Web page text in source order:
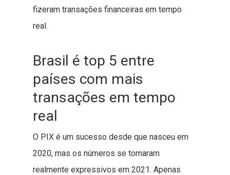
fizeram transações financeiras em tempo
real.
Brasil é top 5 entre
países com mais
transações em tempo
real
O PIX é um sucesso desde que nasceu em
2020, mas os números se tornaram
realmente expressivos em 2021. Apenas